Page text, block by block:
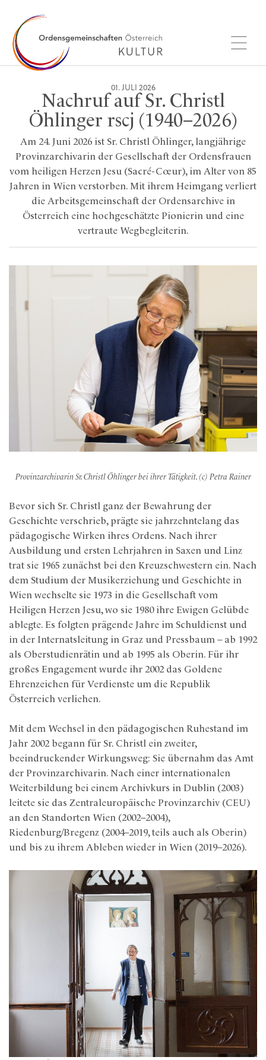
01. JULI 2026
Nachruf auf Sr. Christl
Öhlinger rscj (1940–2026)
Am 24. Juni 2026 ist Sr. Christl Öhlinger, langjährige
Provinzarchivarin der Gesellschaft der Ordensfrauen
vom heiligen Herzen Jesu (Sacré-Cœur), im Alter von 85
Jahren in Wien verstorben. Mit ihrem Heimgang verliert
die Arbeitsgemeinschaft der Ordensarchive in
Österreich eine hochgeschätzte Pionierin und eine
vertraute Wegbegleiterin.
Provinzarchivarin Sr. Christl Öhlinger bei ihrer Tätigkeit. (c) Petra Rainer
Bevor sich Sr. Christl ganz der Bewahrung der
Geschichte verschrieb, prägte sie jahrzehntelang das
pädagogische Wirken ihres Ordens. Nach ihrer
Ausbildung und ersten Lehrjahren in Saxen und Linz
trat sie 1965 zunächst bei den Kreuzschwestern ein. Nach
dem Studium der Musikerziehung und Geschichte in
Wien wechselte sie 1973 in die Gesellschaft vom
Heiligen Herzen Jesu, wo sie 1980 ihre Ewigen Gelübde
ablegte. Es folgten prägende Jahre im Schuldienst und
in der Internatsleitung in Graz und Pressbaum – ab 1992
als Oberstudienrätin und ab 1995 als Oberin. Für ihr
großes Engagement wurde ihr 2002 das Goldene
Ehrenzeichen für Verdienste um die Republik
Österreich verliehen.
Mit dem Wechsel in den pädagogischen Ruhestand im
Jahr 2002 begann für Sr. Christl ein zweiter,
beeindruckender Wirkungsweg: Sie übernahm das Amt
der Provinzarchivarin. Nach einer internationalen
Weiterbildung bei einem Archivkurs in Dublin (2003)
leitete sie das Zentraleuropäische Provinzarchiv (CEU)
an den Standorten Wien (2002–2004),
Riedenburg/Bregenz (2004–2019, teils auch als Oberin)
und bis zu ihrem Ableben wieder in Wien (2019–2026).